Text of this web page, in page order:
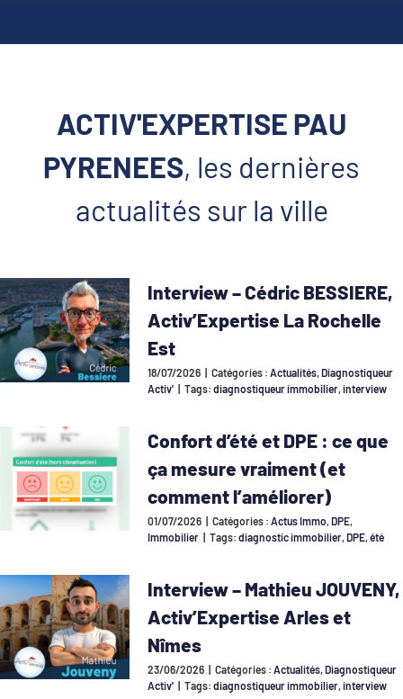
ACTIV'EXPERTISE PAU
PYRENEES, les dernières
actualités sur la ville
Interview – Cédric BESSIERE,
Activ’Expertise La Rochelle
Est
18/07/2026 Catégories : Actualités,Diagnostiqueur
Activ'
Tags: diagnostiqueur immobilier,interview
Confort d’été et DPE : ce que
ça mesure vraiment (et
comment l’améliorer)
01/07/2026 Catégories : Actus Immo,DPE,
Immobilier
Tags: diagnostic immobilier,DPE,été
Interview – Mathieu JOUVENY,
Activ’Expertise Arles et
Nîmes
23/06/2026 Catégories : Actualités,Diagnostiqueur
Activ'
Tags: diagnostiqueur immobilier,interview